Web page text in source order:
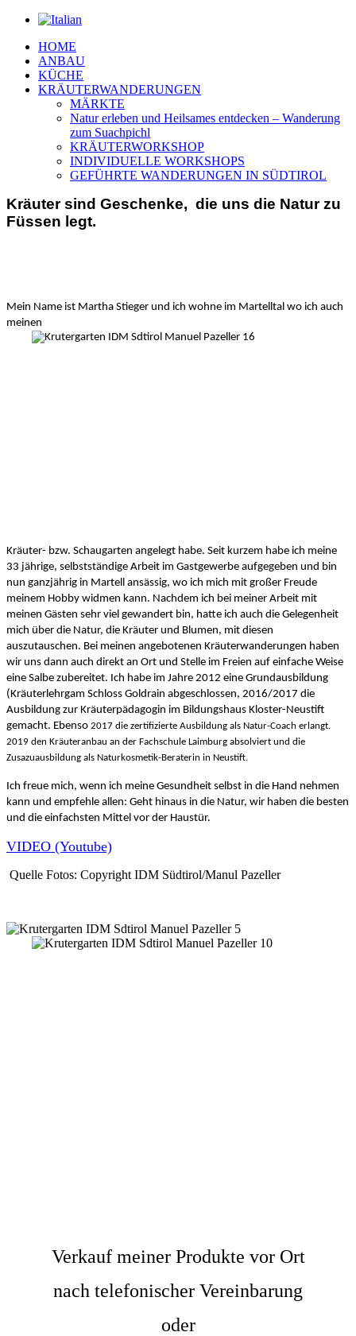
HOME
ANBAU
KÜCHE
KRÄUTERWANDERUNGEN
MÄRKTE
Natur erleben und Heilsames entdecken – Wanderung
zum Suachpichl
KRÄUTERWORKSHOP
INDIVIDUELLE WORKSHOPS
GEFÜHRTE WANDERUNGEN IN SÜDTIROL
Kräuter sind Geschenke, die uns die Natur zu
Füssen legt.
Mein Name ist Martha Stieger und ich wohne im Martelltal wo ich auch
meinen
Kräuter- bzw. Schaugarten angelegt habe. Seit kurzem habe ich meine
33 jährige, selbstständige Arbeit im Gastgewerbe aufgegeben und bin
nun ganzjährig in Martell ansässig, wo ich mich mit großer Freude
meinem Hobby widmen kann. Nachdem ich bei meiner Arbeit mit
meinen Gästen sehr viel gewandert bin, hatte ich auch die Gelegenheit
mich über die Natur, die Kräuter und Blumen, mit diesen
auszutauschen. Bei meinen angebotenen Kräuterwanderungen haben
wir uns dann auch direkt an Ort und Stelle im Freien auf einfache Weise
eine Salbe zubereitet. Ich habe im Jahre 2012 eine Grundausbildung
(Kräuterlehrgam Schloss Goldrain abgeschlossen, 2016/2017 die
Ausbildung zur Kräuterpädagogin im Bildungshaus Kloster-Neustift
gemacht. Ebenso 2017 die zertifizierte Ausbildung als Natur-Coach erlangt.
2019 den Kräuteranbau an der Fachschule Laimburg absolviert und die
Zusazuausbildung als Naturkosmetik-Beraterin in Neustift.
Ich freue mich, wenn ich meine Gesundheit selbst in die Hand nehmen
kann und empfehle allen: Geht hinaus in die Natur, wir haben die besten
und die einfachsten Mittel vor der Haustür.
VIDEO (Youtube)
Quelle Fotos: Copyright IDM Südtirol/Manul Pazeller
Verkauf meiner Produkte vor Ort
nach telefonischer Vereinbarung
oder